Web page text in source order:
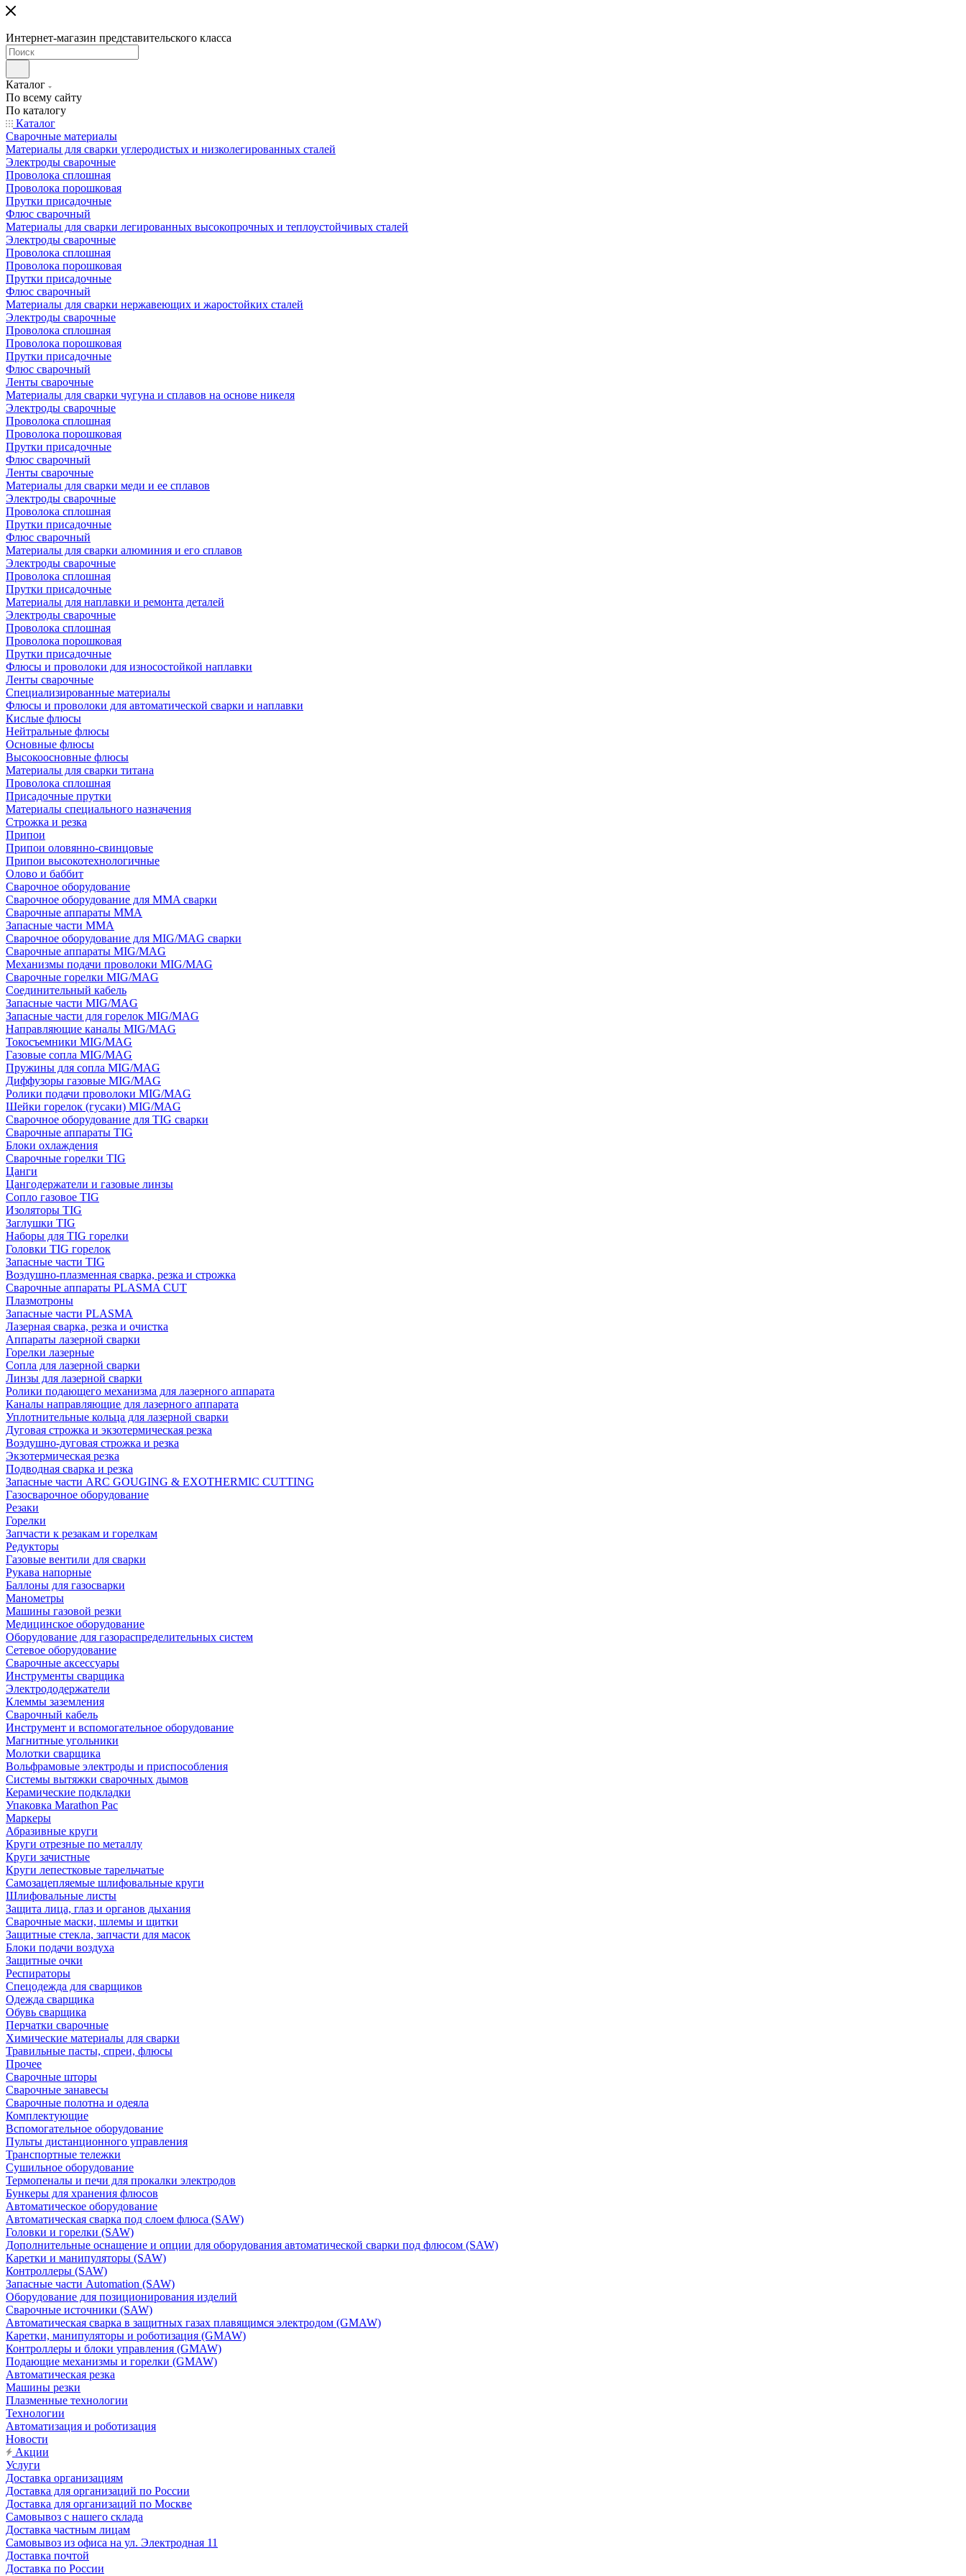
Интернет-магазин представительского класса
Каталог
По всему сайту
По каталогу
Каталог
Сварочные материалы
Материалы для сварки углеродистых и низколегированных сталей
Электроды сварочные
Проволока сплошная
Проволока порошковая
Прутки присадочные
Флюс сварочный
Материалы для сварки легированных высокопрочных и теплоустойчивых сталей
Электроды сварочные
Проволока сплошная
Проволока порошковая
Прутки присадочные
Флюс сварочный
Материалы для сварки нержавеющих и жаростойких сталей
Электроды сварочные
Проволока сплошная
Проволока порошковая
Прутки присадочные
Флюс сварочный
Ленты сварочные
Материалы для сварки чугуна и сплавов на основе никеля
Электроды сварочные
Проволока сплошная
Проволока порошковая
Прутки присадочные
Флюс сварочный
Ленты сварочные
Материалы для сварки меди и ее сплавов
Электроды сварочные
Проволока сплошная
Прутки присадочные
Флюс сварочный
Материалы для сварки алюминия и его сплавов
Электроды сварочные
Проволока сплошная
Прутки присадочные
Материалы для наплавки и ремонта деталей
Электроды сварочные
Проволока сплошная
Проволока порошковая
Прутки присадочные
Флюсы и проволоки для износостойкой наплавки
Ленты сварочные
Специализированные материалы
Флюсы и проволоки для автоматической сварки и наплавки
Кислые флюсы
Нейтральные флюсы
Основные флюсы
Высокоосновные флюсы
Материалы для сварки титана
Проволока сплошная
Присадочные прутки
Материалы специального назначения
Строжка и резка
Припои
Припои оловянно-свинцовые
Припои высокотехнологичные
Олово и баббит
Сварочное оборудование
Сварочное оборудование для MMA сварки
Сварочные аппараты MMA
Запасные части MMA
Сварочное оборудование для MIG/MAG сварки
Сварочные аппараты MIG/MAG
Механизмы подачи проволоки MIG/MAG
Сварочные горелки MIG/MAG
Соединительный кабель
Запасные части MIG/MAG
Запасные части для горелок MIG/MAG
Направляющие каналы MIG/MAG
Токосъемники MIG/MAG
Газовые сопла MIG/MAG
Пружины для сопла MIG/MAG
Диффузоры газовые MIG/MAG
Ролики подачи проволоки MIG/MAG
Шейки горелок (гусаки) MIG/MAG
Сварочное оборудование для TIG сварки
Сварочные аппараты TIG
Блоки охлаждения
Сварочные горелки TIG
Цанги
Цангодержатели и газовые линзы
Сопло газовое TIG
Изоляторы TIG
Заглушки TIG
Наборы для TIG горелки
Головки TIG горелок
Запасные части TIG
Воздушно-плазменная сварка, резка и строжка
Сварочные аппараты PLASMA CUT
Плазмотроны
Запасные части PLASMA
Лазерная сварка, резка и очистка
Аппараты лазерной сварки
Горелки лазерные
Сопла для лазерной сварки
Линзы для лазерной сварки
Ролики подающего механизма для лазерного аппарата
Каналы направляющие для лазерного аппарата
Уплотнительные кольца для лазерной сварки
Дуговая строжка и экзотермическая резка
Воздушно-дуговая строжка и резка
Экзотермическая резка
Подводная сварка и резка
Запасные части ARC GOUGING & EXOTHERMIC CUTTING
Газосварочное оборудование
Резаки
Горелки
Запчасти к резакам и горелкам
Редукторы
Газовые вентили для сварки
Рукава напорные
Баллоны для газосварки
Манометры
Машины газовой резки
Медицинское оборудование
Оборудование для газораспределительных систем
Сетевое оборудование
Сварочные аксессуары
Инструменты сварщика
Электрододержатели
Клеммы заземления
Сварочный кабель
Инструмент и вспомогательное оборудование
Магнитные угольники
Молотки сварщика
Вольфрамовые электроды и приспособления
Системы вытяжки сварочных дымов
Керамические подкладки
Упаковка Marathon Pac
Маркеры
Абразивные круги
Круги отрезные по металлу
Круги зачистные
Круги лепестковые тарельчатые
Самозацепляемые шлифовальные круги
Шлифовальные листы
Защита лица, глаз и органов дыхания
Сварочные маски, шлемы и щитки
Защитные стекла, запчасти для масок
Блоки подачи воздуха
Защитные очки
Респираторы
Спецодежда для сварщиков
Одежда сварщика
Обувь сварщика
Перчатки сварочные
Химические материалы для сварки
Травильные пасты, спреи, флюсы
Прочее
Сварочные шторы
Сварочные занавесы
Сварочные полотна и одеяла
Комплектующие
Вспомогательное оборудование
Пульты дистанционного управления
Транспортные тележки
Сушильное оборудование
Термопеналы и печи для прокалки электродов
Бункеры для хранения флюсов
Автоматическое оборудование
Автоматическая сварка под слоем флюса (SAW)
Головки и горелки (SAW)
Дополнительные оснащение и опции для оборудования автоматической сварки под флюсом (SAW)
Каретки и манипуляторы (SAW)
Контроллеры (SAW)
Запасные части Automation (SAW)
Оборудование для позиционирования изделий
Сварочные источники (SAW)
Автоматическая сварка в защитных газах плавящимся электродом (GMAW)
Каретки, манипуляторы и роботизация (GMAW)
Контроллеры и блоки управления (GMAW)
Подающие механизмы и горелки (GMAW)
Автоматическая резка
Машины резки
Плазменные технологии
Технологии
Автоматизация и роботизация
Новости
Акции
Услуги
Доставка организациям
Доставка для организаций по России
Доставка для организаций по Москве
Самовывоз с нашего склада
Доставка частным лицам
Самовывоз из офиса на ул. Электродная 11
Доставка почтой
Доставка по России